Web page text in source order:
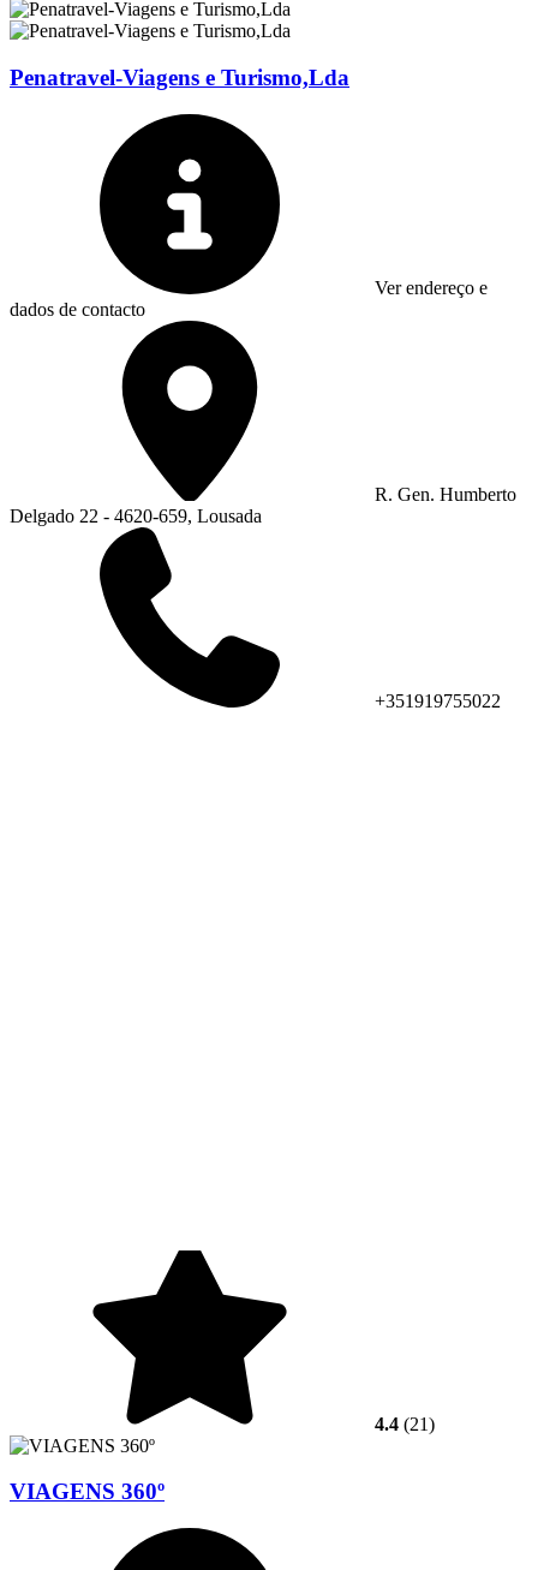
Penatravel-Viagens e Turismo,Lda
Ver endereço e
dados de contacto
R. Gen. Humberto
Delgado 22 - 4620-659, Lousada
+351919755022
4.4 (21)
VIAGENS 360º